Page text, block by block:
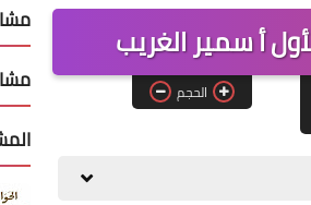
أ سمير الغريب
الحجم